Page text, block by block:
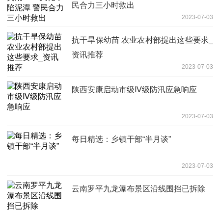
民合力三小时救出
2023-07-03
抗干旱保幼苗 农业农村部提出这些要求_
资讯推荐
2023-07-03
陕西安康启动市级Ⅳ级防汛应急响应
2023-07-03
每日精选：乡镇干部“半月谈”
2023-07-03
云南罗平九龙瀑布景区沿线围挡已拆除